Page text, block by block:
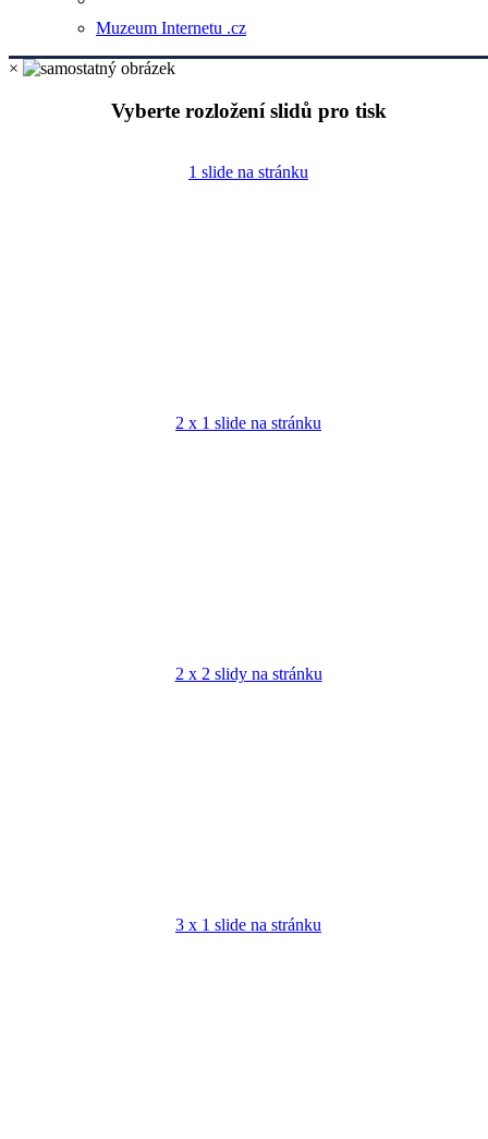
Muzeum Internetu .cz
×
Vyberte rozložení slidů pro tisk
1 slide na stránku
2 x 1 slide na stránku
2 x 2 slidy na stránku
3 x 1 slide na stránku